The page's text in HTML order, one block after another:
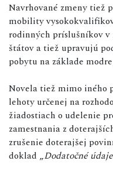
Navrhované zmeny tiež
mobility
rodinných príslušníkov
štátov a tiež upravujú
pobytu na základe
Novela tiež mimo iného
lehoty určenej na
žiadostiach o udelenie
zamestnania z
zrušenie doterajšej
doklad „Dodatočné